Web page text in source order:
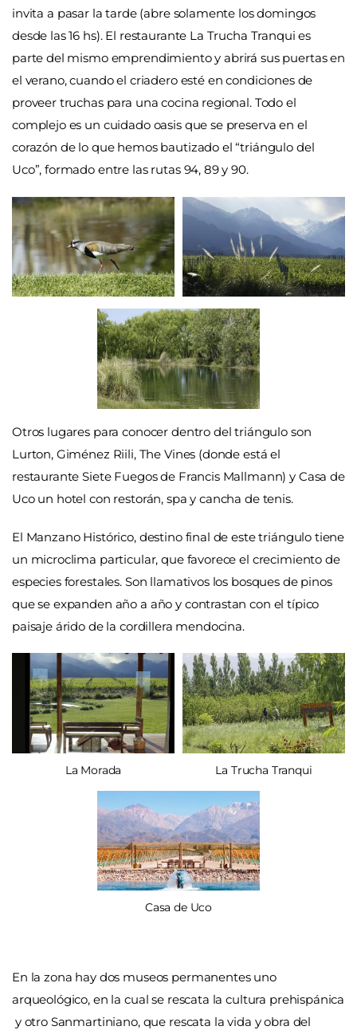
invita a pasar la tarde (abre solamente los domingos
desde las 16 hs). El restaurante La Trucha Tranqui es
parte del mismo emprendimiento y abrirá sus puertas en
el verano, cuando el criadero esté en condiciones de
proveer truchas para una cocina regional. Todo el
complejo es un cuidado oasis que se preserva en el
corazón de lo que hemos bautizado el “triángulo del
Uco”, formado entre las rutas 94, 89 y 90.
Otros lugares para conocer dentro del triángulo son
Lurton, Giménez Riili, The Vines (donde está el
restaurante Siete Fuegos de Francis Mallmann) y Casa de
Uco un hotel con restorán, spa y cancha de tenis.
El Manzano Histórico, destino final de este triángulo tiene
un microclima particular, que favorece el crecimiento de
especies forestales. Son llamativos los bosques de pinos
que se expanden año a año y contrastan con el típico
paisaje árido de la cordillera mendocina.
La Morada La Trucha Tranqui
Casa de Uco
En la zona hay dos museos permanentes uno
arqueológico, en la cual se rescata la cultura prehispánica
y otro Sanmartiniano, que rescata la vida y obra del